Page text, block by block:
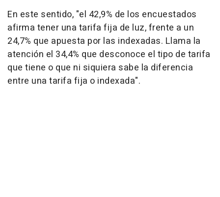
En este sentido, "el 42,9% de los encuestados
afirma tener una tarifa fija de luz, frente a un
24,7% que apuesta por las indexadas. Llama la
atención el 34,4% que desconoce el tipo de tarifa
que tiene o que ni siquiera sabe la diferencia
entre una tarifa fija o indexada".